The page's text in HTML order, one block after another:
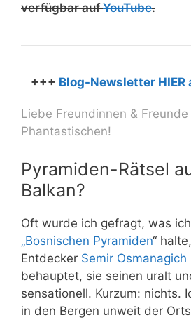
verfügbar aufYouTube.
+++ Blog-Newsletter HIER
Liebe Freundinnen & Freunde
Phantastischen!
Pyramiden-Rätsel
Balkan?
Oft wurde ich gefragt, was
„Bosnischen Pyramiden“
Entdecker Semir Osmanagich
behauptet, sie seinen uralt
sensationell. Kurzum: nichts.
in den Bergen unweit der